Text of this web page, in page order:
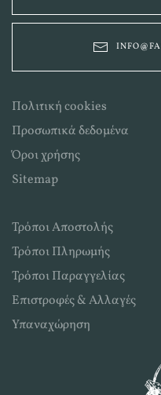
Πολιτική cookies
Προσωπικά δεδομένα
Όροι χρήσης
Sitemap
Τρόποι Αποστολής
Τρόποι Πληρωμής
Τρόποι Παραγγελίας
Επιστροφές & Αλλαγές
Υπαναχώρηση